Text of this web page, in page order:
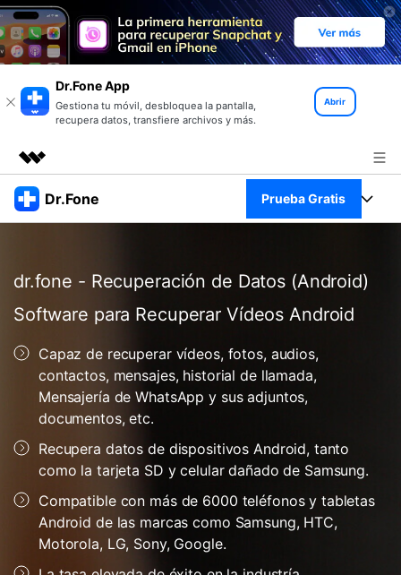
Dr.Fone App
Gestiona tu móvil, desbloquea la pantalla,
recupera datos, transfiere archivos y más.
Abrir
Productos destacados
Resumen
Quiénes somos
Tienda
Dr.Fone Prueba Gratis
Ver Kit Completo >
Para Celular
Herramientas Online
Recursos
Descubre lo mejor de Dr.Fone
Soporte
Blog
Transferencia de Datos
Gestor de Datos
Reparación de Móviles
Desbloqueo FRP en Android 16
Iniciar sesión
dr.fone - Recuperación de Datos (Android)
Software para Recuperar Vídeos Android
Capaz de recuperar vídeos, fotos, audios,
contactos, mensajes, historial de llamada,
Mensajería de WhatsApp y sus adjuntos,
documentos, etc.
Recupera datos de dispositivos Android, tanto
como la tarjeta SD y celular dañado de Samsung.
Compatible con más de 6000 teléfonos y tabletas
Android de las marcas como Samsung, HTC,
Motorola, LG, Sony, Google.